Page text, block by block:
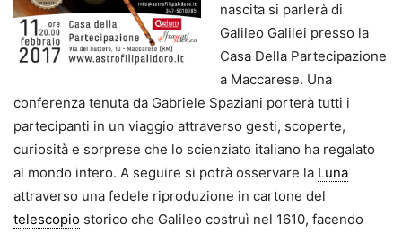
nascita si parlerà di
Galileo Galilei presso la
Casa Della Partecipazione
a Maccarese. Una
conferenza tenuta da Gabriele Spaziani porterà tutti i
partecipanti in un viaggio attraverso gesti, scoperte,
curiosità e sorprese che lo scienziato italiano ha regalato
al mondo intero. A seguire si potrà osservare la Luna
attraverso una fedele riproduzione in cartone del
telescopio storico che Galileo costruì nel 1610, facendo